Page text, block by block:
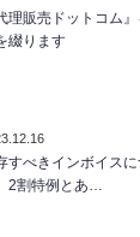
理販売ドットコム
綴ります
すべきインボイス
2割特例とあ…